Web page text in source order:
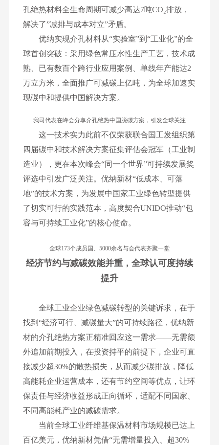
孔绝热材料全生命周期可减少高达7吨CO₂排放，
解决了”减排与成本对立”矛盾。
优纳实现介孔材料从“实验室”到“工业化”的全
球首创突破：采用绿色常压水性生产工艺，技术成
熟、已有数百个跨行业应用案例、单线年产能达2
万立方米，全面推广可减碳上亿吨，为全球加速实
现碳中和提供中国解决方案。
我司代表在峰会分享介孔绝热中国脱碳方案，引发全球关注
这一技术实力此前不仅荣获联合国工发组织第
四届碳中和技术解决方案征集评估会冠军（工业制
造业），更在本次峰会“同一个世界”可持续发展奖
评选中引发广泛关注。优纳新材“低成本、可落
地”的技术方案，为发展中国家工业绿色转型提供
了切实可行的实践范本，高度契合UNIDO推动“包
容与可持续工业化”的核心使命。
全球173个成员国、5000余名与会代表齐聚一堂
经济节约与减碳效能并重，全球认可度持续
提升
全球工业企业绿色减碳转型的关键诉求，在于
找到“经济可行、减碳量大”的可持续路径，优纳新
材的介孔绝热方案正精准回应这一需求——无需额
外追加前期投入，在投资持平的前提下，企业可直
接减少超30%的散热损失，从而减少碳排放，降低
高能耗企业运营成本，还有节约空间等优点，让环
保责任与经济收益形成正向循环，适配不同国家、
不同高能耗产业的减碳需求。
当前全球工业纤维基保温材料市场规模已达上
百亿美元，优纳新材凭借“无需增量投入、超30%